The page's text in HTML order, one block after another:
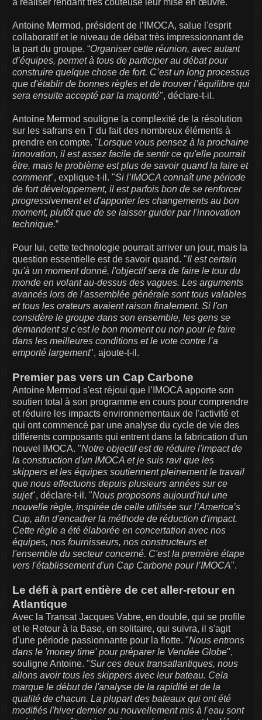
à réaliser rendant très coûteuse leur mise en œuvre.
Antoine Mermod, président de l’IMOCA, salue l'esprit
collaboratif et le niveau de débat très impressionnant de
la part du groupe. “Organiser cette réunion, avec autant
d’équipes, permet à tous de participer au débat pour
construire quelque chose de fort. C’est un long processus
que d'établir de bonnes règles et de trouver l’équilibre qui
sera ensuite accepté par la majorité", déclare-t-il.
Antoine Mermod souligne la complexité de la résolution
sur les safrans en T du fait des nombreux éléments à
prendre en compte. "Lorsque vous pensez à la prochaine
innovation, il est assez facile de sentir ce qu'elle pourrait
être, mais le problème est plus de savoir quand la faire et
comment", explique-t-il. "Si l’IMOCA connaît une période
de fort développement, il est parfois bon de se renforcer
progressivement et d'apporter les changements au bon
moment, plutôt que de se laisser guider par l'innovation
technique.”
Pour lui, cette technologie pourrait arriver un jour, mais la
question essentielle est de savoir quand. "Il est certain
qu'à un moment donné, l'objectif sera de faire le tour du
monde en volant au-dessus des vagues. Les arguments
avancés lors de l'assemblée générale sont tous valables
et tous les orateurs avaient raison finalement. Si l'on
considère le groupe dans son ensemble, les gens se
demandent si c'est le bon moment ou non pour le faire
dans les meilleures conditions et le vote contre l’a
emporté largement", ajoute-t-il.
Premier pas vers un Cap Carbone
Antoine Mermod s'est réjoui que l’IMOCA apporte son
soutien total à son programme en cours pour comprendre
et réduire les impacts environnementaux de l'activité et
qui ont commencé par une analyse du cycle de vie des
différents composants qui entrent dans la fabrication d'un
nouvel IMOCA. "Notre objectif est de réduire l'impact de
la construction d'un IMOCA et je suis ravi que les
skippers et les équipes soutiennent pleinement le travail
que nous effectuons depuis plusieurs années sur ce
sujet", déclare-t-il. "Nous proposons aujourd'hui une
nouvelle règle, inspirée de celle utilisée sur l’America’s
Cup, afin d'encadrer la méthode de réduction d'impact.
Cette règle a été élaborée en concertation avec nos
équipes, nos fournisseurs, nos constructeurs et
l'ensemble du secteur concerné. C'est la première étape
vers l'établissement d'un Cap Carbone pour l’IMOCA".
Le défi à part entière de cet aller-retour en
Atlantique
Avec la Transat Jacques Vabre, en double, qui se profile
et le Retour à la Base, en solitaire, qui suivra, il s'agit
d'une période passionnante pour la flotte. "Nous entrons
dans le 'money time' pour préparer le Vendée Globe",
souligne Antoine. "Sur ces deux transatlantiques, nous
allons avoir tous les skippers avec leur bateau. Cela
marque le début de l'analyse de la rapidité et de la
qualité de chacun. La plupart des bateaux qui ont été
modifiés l'hiver dernier ou nouvellement mis à l'eau sont